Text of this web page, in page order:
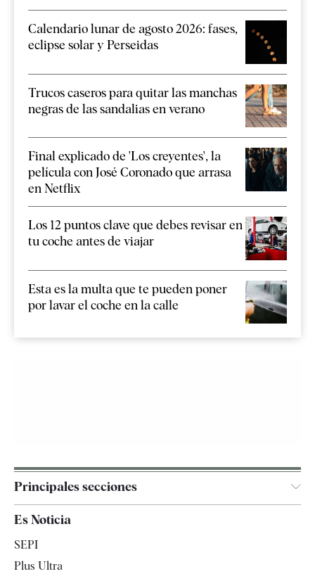
Calendario lunar de agosto 2026: fases,
eclipse solar y Perseidas
Trucos caseros para quitar las manchas
negras de las sandalias en verano
Final explicado de 'Los creyentes', la
película con José Coronado que arrasa
en Netflix
Los 12 puntos clave que debes revisar en
tu coche antes de viajar
Esta es la multa que te pueden poner
por lavar el coche en la calle
Principales secciones
España
Es Noticia
SEPI
Plus Ultra